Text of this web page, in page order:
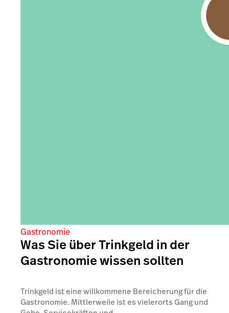
Gastronomie
Was Sie über Trinkgeld in der
Gastronomie wissen sollten
Trinkgeld ist eine willkommene Bereicherung für die
Gastronomie. Mittlerweile ist es vielerorts Gang und